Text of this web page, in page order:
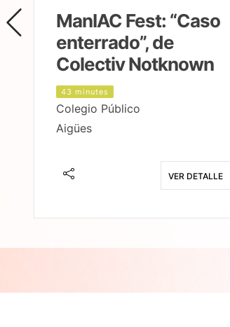
ManIAC Fest: “Caso
enterrado”, de
Colectiv Notknown
43 minutes
Colegio Público
Aigües
VER DETALLE